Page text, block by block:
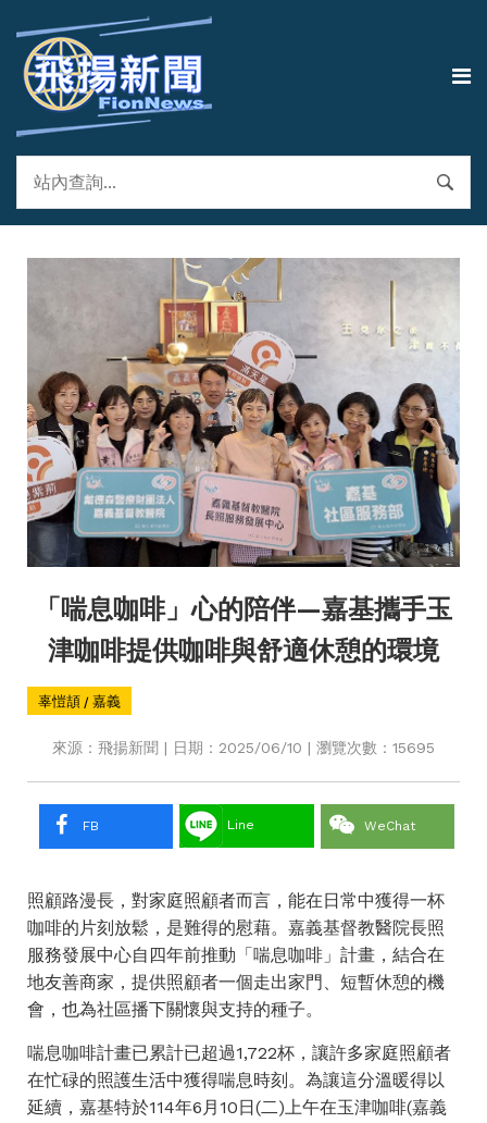
「喘息咖啡」心的陪伴—嘉基攜手玉
津咖啡提供咖啡與舒適休憩的環境
辜愷頡 / 嘉義
來源：飛揚新聞 | 日期：2025/06/10 | 瀏覽次數：15695
FB Line WeChat
照顧路漫長，對家庭照顧者而言，能在日常中獲得一杯
咖啡的片刻放鬆，是難得的慰藉。嘉義基督教醫院長照
服務發展中心自四年前推動「喘息咖啡」計畫，結合在
地友善商家，提供照顧者一個走出家門、短暫休憩的機
會，也為社區播下關懷與支持的種子。
喘息咖啡計畫已累計已超過1,722杯，讓許多家庭照顧者
在忙碌的照護生活中獲得喘息時刻。為讓這分溫暖得以
延續，嘉基特於114年6月10日(二)上午在玉津咖啡(嘉義